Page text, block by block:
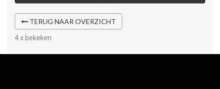
TERUG NAAR OVERZICHT
4 x bekeken